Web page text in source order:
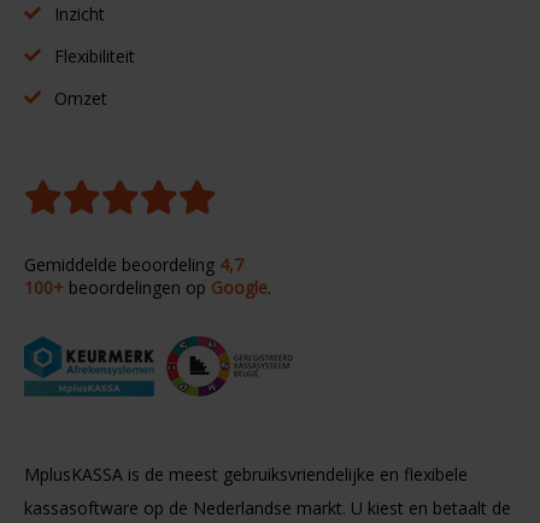
Inzicht
Flexibiliteit
Omzet
Gemiddelde beoordeling 4,7
100+ beoordelingen op Google.
MplusKASSA is de meest gebruiksvriendelijke en flexibele
kassasoftware op de Nederlandse markt. U kiest en betaalt de